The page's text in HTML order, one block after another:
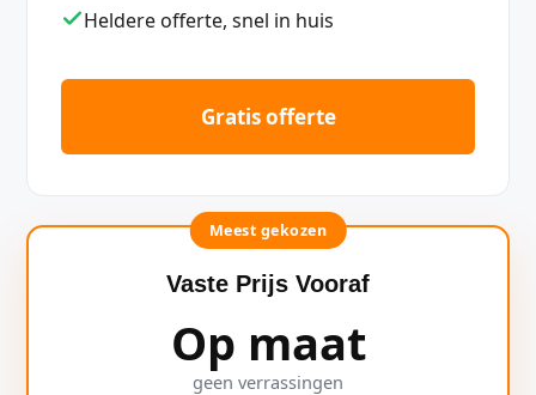
Heldere offerte, snel in huis
Gratis offerte
Meest gekozen
Vaste Prijs Vooraf
Op maat
geen verrassingen